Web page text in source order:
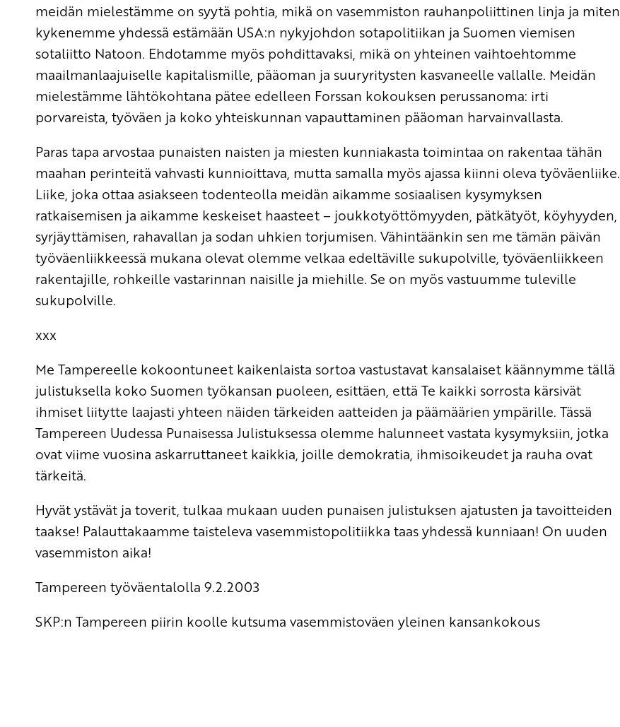
meidän mielestämme on syytä pohtia, mikä on vasemmiston rauhanpoliittinen linja ja miten
kykenemme yhdessä estämään USA:n nykyjohdon sotapolitiikan ja Suomen viemisen
sotaliitto Natoon. Ehdotamme myös pohdittavaksi, mikä on yhteinen vaihtoehtomme
maailmanlaajuiselle kapitalismille, pääoman ja suuryritysten kasvaneelle vallalle. Meidän
mielestämme lähtökohtana pätee edelleen Forssan kokouksen perussanoma: irti
porvareista, työväen ja koko yhteiskunnan vapauttaminen pääoman harvainvallasta.
Paras tapa arvostaa punaisten naisten ja miesten kunniakasta toimintaa on rakentaa tähän
maahan perinteitä vahvasti kunnioittava, mutta samalla myös ajassa kiinni oleva työväenliike.
Liike, joka ottaa asiakseen todenteolla meidän aikamme sosiaalisen kysymyksen
ratkaisemisen ja aikamme keskeiset haasteet – joukkotyöttömyyden, pätkätyöt, köyhyyden,
syrjäyttämisen, rahavallan ja sodan uhkien torjumisen. Vähintäänkin sen me tämän päivän
työväenliikkeessä mukana olevat olemme velkaa edeltäville sukupolville, työväenliikkeen
rakentajille, rohkeille vastarinnan naisille ja miehille. Se on myös vastuumme tuleville
sukupolville.
xxx
Me Tampereelle kokoontuneet kaikenlaista sortoa vastustavat kansalaiset käännymme tällä
julistuksella koko Suomen työkansan puoleen, esittäen, että Te kaikki sorrosta kärsivät
ihmiset liitytte laajasti yhteen näiden tärkeiden aatteiden ja päämäärien ympärille. Tässä
Tampereen Uudessa Punaisessa Julistuksessa olemme halunneet vastata kysymyksiin, jotka
ovat viime vuosina askarruttaneet kaikkia, joille demokratia, ihmisoikeudet ja rauha ovat
tärkeitä.
Hyvät ystävät ja toverit, tulkaa mukaan uuden punaisen julistuksen ajatusten ja tavoitteiden
taakse! Palauttakaamme taisteleva vasemmistopolitiikka taas yhdessä kunniaan! On uuden
vasemmiston aika!
Tampereen työväentalolla 9.2.2003
SKP:n Tampereen piirin koolle kutsuma vasemmistoväen yleinen kansankokous